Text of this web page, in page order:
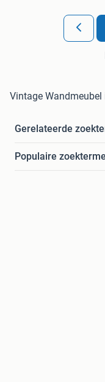
Vintage
Gerelateerde
Populaire